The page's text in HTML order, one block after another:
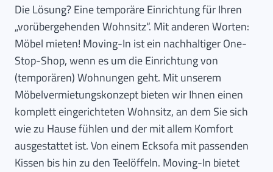
Die Lösung? Eine temporäre Einrichtung für Ihren
„vorübergehenden Wohnsitz“. Mit anderen Worten:
Möbel mieten! Moving-In ist ein nachhaltiger One-
Stop-Shop, wenn es um die Einrichtung von
(temporären) Wohnungen geht. Mit unserem
Möbelvermietungskonzept bieten wir Ihnen einen
komplett eingerichteten Wohnsitz, an dem Sie sich
wie zu Hause fühlen und der mit allem Komfort
ausgestattet ist. Von einem Ecksofa mit passenden
Kissen bis hin zu den Teelöffeln. Moving-In bietet